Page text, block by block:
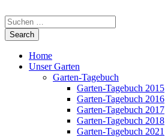
Home
Unser Garten
Garten-Tagebuch
Garten-Tagebuch 2015
Garten-Tagebuch 2016
Garten-Tagebuch 2017
Garten-Tagebuch 2018
Garten-Tagebuch 2021